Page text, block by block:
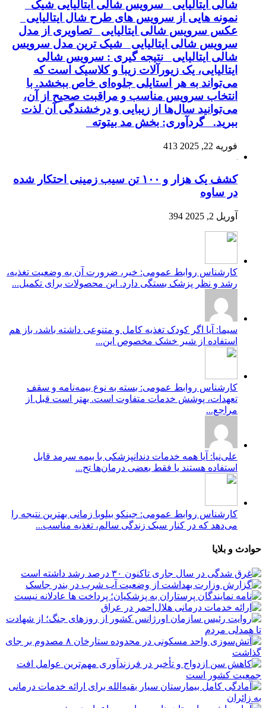
شالی ایتالیایی سرویس شالی ایتالیایی شیک
نمونه هایی از سرویس های طرح شال ایتالیایی
عکس سرویس شالی ایتالیایی تصاویری از مدل
سرویس شالی ایتالیایی شیک ترین مدل سرویس
شالی ایتالیایی نتیجه گیری : سرویس شالی
ایتالیایی، یک زیورآلات زیبا و کلاسیک است که
می‌تواند به هر استایلی جلوه‌ای خاص ببخشد. با
انتخاب سرویس مناسب و مراقبت صحیح از آن،
می‌توانید سال‌ها از زیبایی و درخشندگی آن لذت
ببرید. گردآوری: بخش مد بیتوته
فوریه 22, 2025 413
کشف یک هزار و ۱۰۰ تن سیب زمینی احتکار شده
در ساوه
آوریل 2, 2025 394
کارشناس روابط عمومی: خیر، ضرورت آن به وضعیت تغذیه،
رشد و نظر پزشک بستگی دارد. این محصولات برای تکمیل...
سیما: آیا اگر کودک تغذیه کامل و متنوعی داشته باشد، باز هم
استفاده از شیر خشک مخصوص این...
کارشناس روابط عمومی: بسته به نوع بیمه‌نامه و سقف
تعهدات، پوشش خدمات متفاوت است. بهتر است قبل از
مراجع...
علی‌نیا: آیا همه خدمات دندانپزشکی با بیمه سرمد قابل
استفاده هستند یا فقط بعضی درمان‌ها تح...
کارشناس روابط عمومی: جینکو بیلوبا زمانی بهترین نتیجه را
می‌دهد که در کنار سبک زندگی سالم، تغذیه مناسب...
حوادث و بلایا